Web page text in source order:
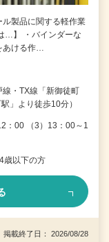
製品に関する軽作業
…】 ・バインダーな
あける作…
・TX線「新御徒町
」より徒歩10分）
：00 （3）13：00～1
以下の方
載終了日： 2026/08/28